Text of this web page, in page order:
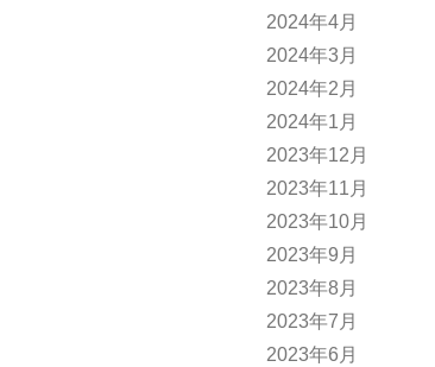
2024年4月
2024年3月
2024年2月
2024年1月
2023年12月
2023年11月
2023年10月
2023年9月
2023年8月
2023年7月
2023年6月